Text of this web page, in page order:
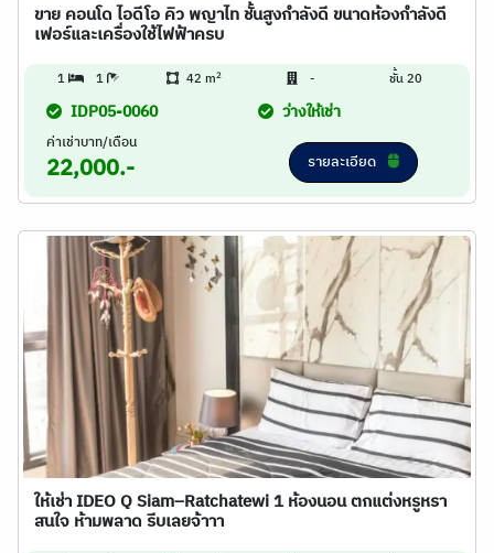
ขาย คอนโด ไอดีโอ คิว พญาไท ชั้นสูงกำลังดี ขนาดห้องกำลังดี
เฟอร์และเครื่องใช้ไฟฟ้าครบ
1 1 42 m2 - ชั้น 20
IDP05-0060 ว่างให้เช่า
ค่าเช่าบาท/เดือน
22,000.- รายละเอียด
ให้เช่า IDEO Q Siam–Ratchatewi 1 ห้องนอน ตกแต่งหรูหรา
สนใจ ห้ามพลาด รีบเลยจ้าาา